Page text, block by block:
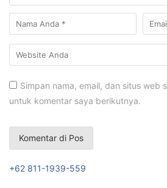
Simpan nama, email, dan situs web
untuk komentar saya berikutnya.
+62 811-1939-559